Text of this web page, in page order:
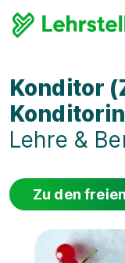
Konditor
Lehre &
Zu den